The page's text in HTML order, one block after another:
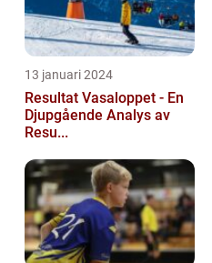
13 januari 2024
Resultat Vasaloppet - En
Djupgående Analys av
Resu...